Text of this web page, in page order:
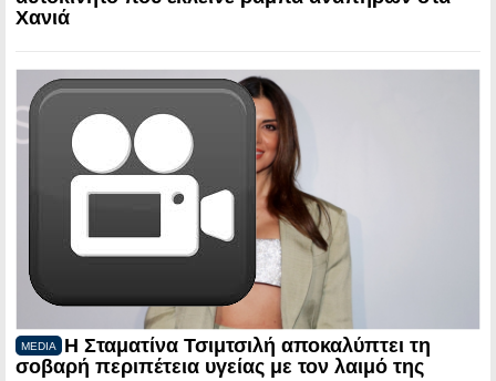
Χανιά
MEDIA
Η Σταματίνα Τσιμτσιλή αποκαλύπτει τη
σοβαρή περιπέτεια υγείας με τον λαιμό της